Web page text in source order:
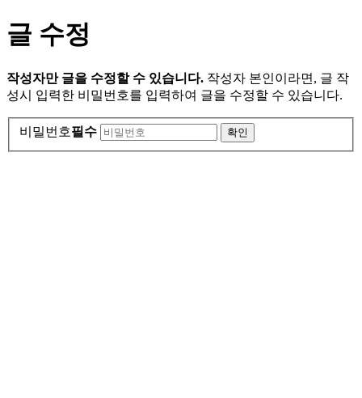
글 수정
작성자만 글을 수정할 수 있습니다. 작성자 본인이라면, 글 작
성시 입력한 비밀번호를 입력하여 글을 수정할 수 있습니다.
비밀번호필수